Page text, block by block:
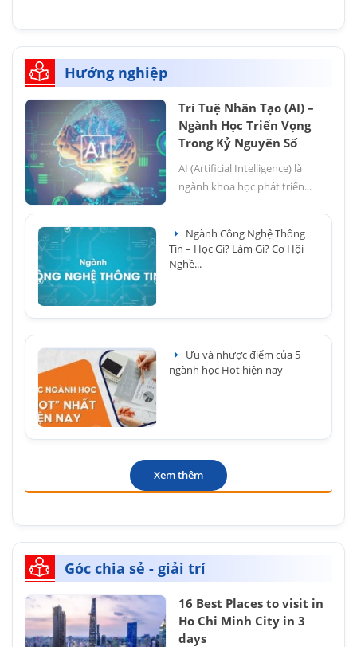
Hướng nghiệp
Trí Tuệ Nhân Tạo (AI) –
Ngành Học Triển Vọng
Trong Kỷ Nguyên Số
AI (Artificial Intelligence) là
ngành khoa học phát triển...
Ngành Công Nghệ Thông
Tin – Học Gì? Làm Gì? Cơ Hội
Nghề...
Ưu và nhược điểm của 5
ngành học Hot hiện nay
Xem thêm
Góc chia sẻ - giải trí
16 Best Places to visit in
Ho Chi Minh City in 3
days